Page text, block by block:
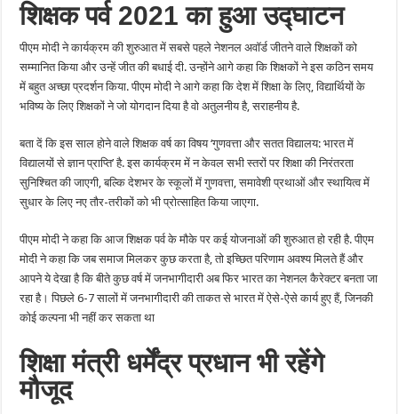
शिक्षक पर्व 2021 का हुआ उद्घाटन
पीएम मोदी ने कार्यक्रम की शुरुआत में सबसे पहले नेशनल अवॉर्ड जीतने वाले शिक्षकों को
सम्मानित किया और उन्हें जीत की बधाई दी. उन्होंने आगे कहा कि शिक्षकों ने इस कठिन समय
में बहुत अच्छा प्रदर्शन किया. पीएम मोदी ने आगे कहा कि देश में शिक्षा के लिए, विद्यार्थियों के
भविष्य के लिए शिक्षकों ने जो योगदान दिया है वो अतुलनीय है, सराहनीय है.
बता दें कि इस साल होने वाले शिक्षक वर्ष का विषय ‘गुणवत्ता और सतत विद्यालय: भारत में
विद्यालयों से ज्ञान प्राप्ति’ है. इस कार्यक्रम में न केवल सभी स्तरों पर शिक्षा की निरंतरता
सुनिश्चित की जाएगी, बल्कि देशभर के स्कूलों में गुणवत्ता, समावेशी प्रथाओं और स्थायित्व में
सुधार के लिए नए तौर-तरीकों को भी प्रोत्साहित किया जाएगा.
पीएम मोदी ने कहा कि आज शिक्षक पर्व के मौके पर कई योजनाओं की शुरुआत हो रही है. पीएम
मोदी ने कहा कि जब समाज मिलकर कुछ करता है, तो इच्छित परिणाम अवश्य मिलते हैं और
आपने ये देखा है कि बीते कुछ वर्ष में जनभागीदारी अब फिर भारत का नेशनल कैरेक्टर बनता जा
रहा है। पिछले 6-7 सालों में जनभागीदारी की ताकत से भारत में ऐसे-ऐसे कार्य हुए हैं, जिनकी
कोई कल्पना भी नहीं कर सकता था
शिक्षा मंत्री धर्मेंद्र प्रधान भी रहेंगे
मौजूद